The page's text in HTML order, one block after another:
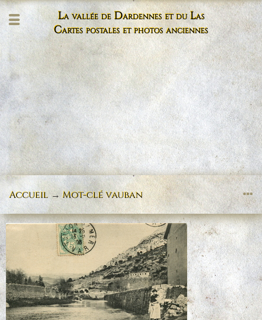
La vallée de Dardennes et du Las
Cartes postales et photos anciennes
Accueil→Mot-clévauban